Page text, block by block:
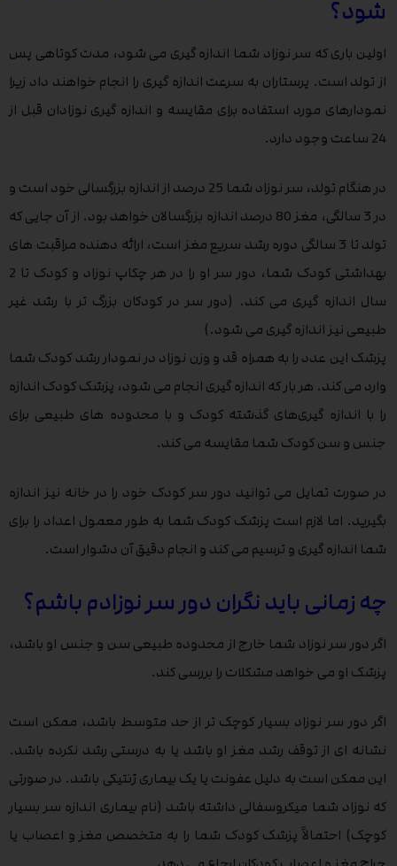
شود؟
اولین باری که سر نوزاد شما اندازه گیری می شود، مدت کوتاهی پس
از تولد است. پرستاران به سرعت اندازه گیری را انجام خواهند داد زیرا
نمودارهای مورد استفاده برای مقایسه و اندازه گیری نوزادان قبل از
24 ساعت وجود دارد.
در هنگام تولد، سر نوزاد شما 25 درصد از اندازه بزرگسالی خود است و
در 3 سالگی، مغز 80 درصد اندازه بزرگسالان خواهد بود. از آن جایی که
تولد تا 3 سالگی دوره رشد سریع مغز است، ارائه دهنده مراقبت های
بهداشتی کودک شما، دور سر او را در هر چکاپ نوزاد و کودک تا 2
سال اندازه گیری می کند. (دور سر در کودکان بزرگ تر با رشد غیر
طبیعی نیز اندازه گیری می شود.)
پزشک این عدد را به همراه قد و وزن نوزاد در نمودار رشد کودک شما
وارد می کند. هر بار که اندازه ‌گیری انجام می ‌شود، پزشک کودک اندازه
را با اندازه‌ گیری‌های گذشته کودک و با محدوده ‌های طبیعی برای
جنس و سن کودک شما مقایسه می کند.
در صورت تمایل می توانید دور سر کودک خود را در خانه نیز اندازه
بگیرید. اما لازم است پزشک کودک شما به طور معمول اعداد را برای
شما اندازه گیری و ترسیم می کند و انجام دقیق آن دشوار است.
چه زمانی باید نگران دور سر نوزادم باشم؟
اگر دور سر نوزاد شما خارج از محدوده طبیعی سن و جنس او باشد،
پزشک او می خواهد مشکلات را بررسی کند.
اگر دور سر نوزاد بسیار کوچک تر از حد متوسط باشد، ممکن است
نشانه ای از توقف رشد مغز او باشد یا به درستی رشد نکرده باشد.
این ممکن است به دلیل عفونت یا یک بیماری ژنتیکی باشد. در صورتی
که نوزاد شما میکروسفالی داشته باشد (نام بیماری اندازه سر بسیار
کوچک) احتمالاً پزشک کودک شما را به متخصص مغز و اعصاب یا